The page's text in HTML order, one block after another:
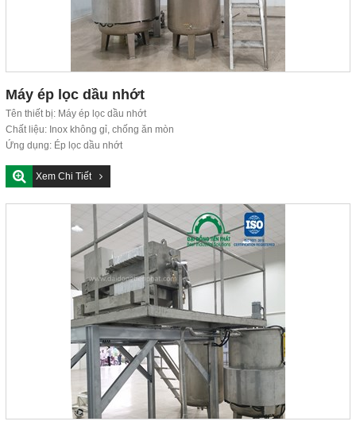
Máy ép lọc dầu nhớt
Tên thiết bị: Máy ép lọc dầu nhớt
Chất liệu: Inox không gỉ, chống ăn mòn
Ứng dụng: Ép lọc dầu nhớt
Xem Chi Tiết